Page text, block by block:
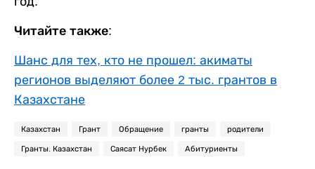
Читайте также:
Шанс для тех, кто не прошел: акиматы
регионов выделяют более 2 тыс. грантов в
Казахстане
Казахстан Грант Обращение гранты родители
Гранты. Казахстан Саясат Нурбек Абитуриенты